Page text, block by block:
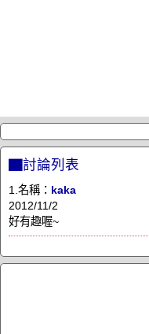
▇討論列表
1.名稱： kaka
2012/11/2
好有趣喔~